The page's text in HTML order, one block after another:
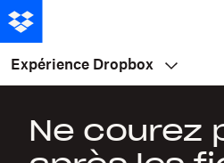
Expérience Dropbox
Ne courez